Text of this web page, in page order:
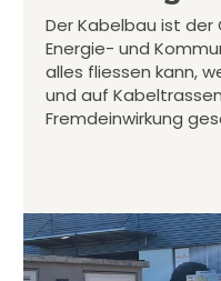
Der Kabelbau ist
Energie- und
alles fliessen kann,
und auf
Fremdeinwirkung